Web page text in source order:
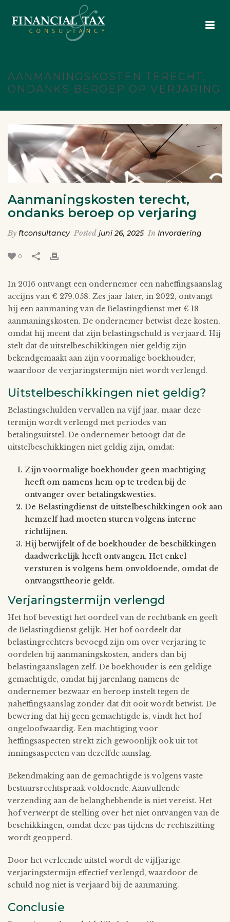
AANMANINGSKOSTEN TERECHT,
ONDANKS BEROEP OP VERJARING
Aanmaningskosten terecht,
ondanks beroep op verjaring
By ftconsultancy Posted juni 26, 2025 In Invordering
0
In 2016 ontvangt een ondernemer een naheffingsaanslag
accijns van € 279.058. Zes jaar later, in 2022, ontvangt
hij een aanmaning van de Belastingdienst met € 18
aanmaningskosten. De ondernemer betwist deze kosten,
omdat hij meent dat zijn belastingschuld is verjaard. Hij
stelt dat de uitstelbeschikkingen niet geldig zijn
bekendgemaakt aan zijn voormalige boekhouder,
waardoor de verjaringstermijn niet wordt verlengd.
Uitstelbeschikkingen niet geldig?
Belastingschulden vervallen na vijf jaar, maar deze
termijn wordt verlengd met periodes van
betalingsuitstel. De ondernemer betoogt dat de
uitstelbeschikkingen niet geldig zijn, omdat:
Zijn voormalige boekhouder geen machtiging
heeft om namens hem op te treden bij de
ontvanger over betalingskwesties.
De Belastingdienst de uitstelbeschikkingen ook aan
hemzelf had moeten sturen volgens interne
richtlijnen.
Hij betwijfelt of de boekhouder de beschikkingen
daadwerkelijk heeft ontvangen. Het enkel
versturen is volgens hem onvoldoende, omdat de
ontvangsttheorie geldt.
Verjaringstermijn verlengd
Het hof bevestigt het oordeel van de rechtbank en geeft
de Belastingdienst gelijk. Het hof oordeelt dat
belastingrechters bevoegd zijn om over verjaring te
oordelen bij aanmaningskosten, anders dan bij
belastingaanslagen zelf. De boekhouder is een geldige
gemachtigde, omdat hij jarenlang namens de
ondernemer bezwaar en beroep instelt tegen de
naheffingsaanslag zonder dat dit ooit wordt betwist. De
bewering dat hij geen gemachtigde is, vindt het hof
ongeloofwaardig. Een machtiging voor
heffingsaspecten strekt zich gewoonlijk ook uit tot
inningsaspecten van dezelfde aanslag.
Bekendmaking aan de gemachtigde is volgens vaste
bestuursrechtspraak voldoende. Aanvullende
verzending aan de belanghebbende is niet vereist. Het
hof verwerpt de stelling over het niet ontvangen van de
beschikkingen, omdat deze pas tijdens de rechtszitting
wordt geopperd.
Door het verleende uitstel wordt de vijfjarige
verjaringstermijn effectief verlengd, waardoor de
schuld nog niet is verjaard bij de aanmaning.
Conclusie